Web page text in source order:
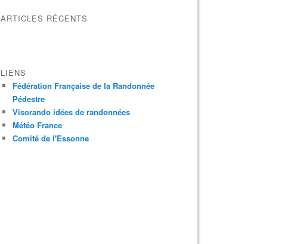
ARTICLES RÉCENTS
LIENS
Fédération Française de la Randonnée
Pédestre
Visorando idées de randonnées
Météo France
Comité de l'Essonne